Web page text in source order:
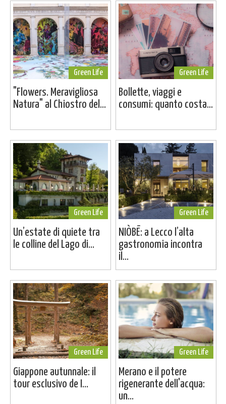
Green Life
"Flowers. Meravigliosa
Natura" al Chiostro del...
Green Life
Bollette, viaggi e
consumi: quanto costa...
Green Life
Un’estate di quiete tra
le colline del Lago di...
Green Life
NIÒBĒ: a Lecco l’alta
gastronomia incontra
il...
Green Life
Giappone autunnale: il
tour esclusivo de I...
Green Life
Merano e il potere
rigenerante dell'acqua:
un...